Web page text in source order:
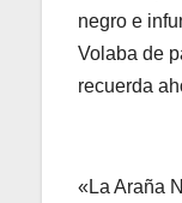
negro e
Volaba de
recuerda
«La Araña